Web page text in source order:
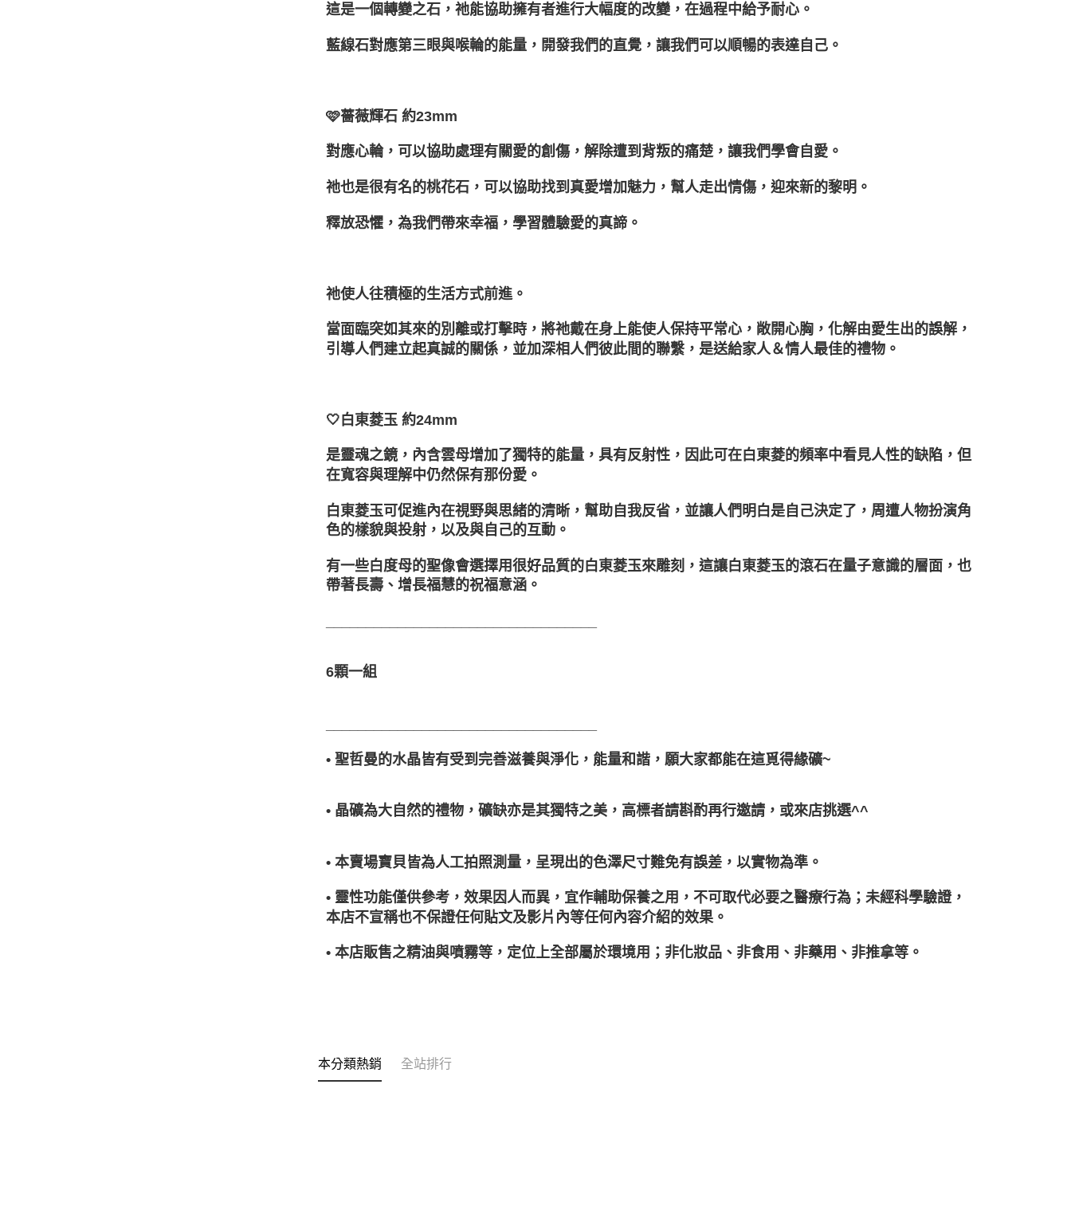
這是一個轉變之石，祂能協助擁有者進行大幅度的改變，在過程中給予耐心。
藍線石對應第三眼與喉輪的能量，開發我們的直覺，讓我們可以順暢的表達自己。
🩷薔薇輝石 約23mm
對應心輪，可以協助處理有關愛的創傷，解除遭到背叛的痛楚，讓我們學會自愛。
祂也是很有名的桃花石，可以協助找到真愛增加魅力，幫人走出情傷，迎來新的黎明。
釋放恐懼，為我們帶來幸福，學習體驗愛的真諦。
祂使人往積極的生活方式前進。
當面臨突如其來的別離或打擊時，將祂戴在身上能使人保持平常心，敞開心胸，化解由愛生出的誤解，
引導人們建立起真誠的關係，並加深相人們彼此間的聯繫，是送給家人＆情人最佳的禮物。
🤍白東菱玉 約24mm
是靈魂之鏡，內含雲母增加了獨特的能量，具有反射性，因此可在白東菱的頻率中看見人性的缺陷，但
在寬容與理解中仍然保有那份愛。
白東菱玉可促進內在視野與思緒的清晰，幫助自我反省，並讓人們明白是自己決定了，周遭人物扮演角
色的樣貌與投射，以及與自己的互動。
有一些白度母的聖像會選擇用很好品質的白東菱玉來雕刻，這讓白東菱玉的滾石在量子意識的層面，也
帶著長壽、增長福慧的祝福意涵。
6顆一組
• 聖哲曼的水晶皆有受到完善滋養與淨化，能量和諧，願大家都能在這覓得緣礦~
• 晶礦為大自然的禮物，礦缺亦是其獨特之美，高標者請斟酌再行邀請，或來店挑選^^
• 本賣場寶貝皆為人工拍照測量，呈現出的色澤尺寸難免有誤差，以實物為準。
• 靈性功能僅供參考，效果因人而異，宜作輔助保養之用，不可取代必要之醫療行為；未經科學驗證，
本店不宣稱也不保證任何貼文及影片內等任何內容介紹的效果。
• 本店販售之精油與噴霧等，定位上全部屬於環境用；非化妝品、非食用、非藥用、非推拿等。
本分類熱銷 全站排行